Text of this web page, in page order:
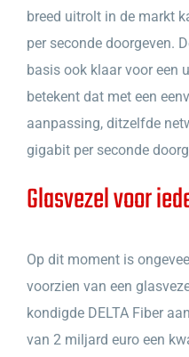
breed uitrolt in de markt
per seconde doorgeven.
basis ook klaar voor een
betekent dat met een
aanpassing, ditzelfde
gigabit per seconde
Glasvezel voor
Op dit moment is
voorzien van een
kondigde DELTA Fiber
van 2 miljard euro een